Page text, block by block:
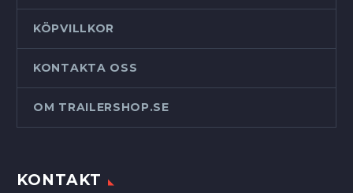
KÖPVILLKOR
KONTAKTA OSS
OM TRAILERSHOP.SE
KONTAKT